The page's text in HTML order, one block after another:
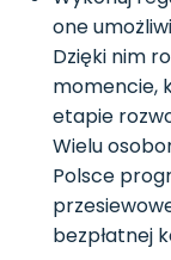
one
Dzięki nim
momencie,
etapie
Wielu
Polsce
bezpłatnej